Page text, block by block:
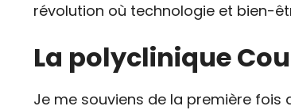
révolution où technologie et bien-
La polyclinique
Je me souviens de la première fois